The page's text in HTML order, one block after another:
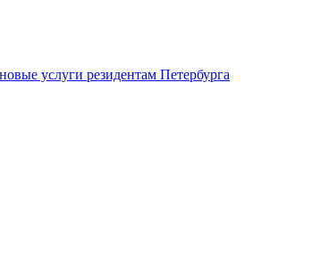
услуги резидентам Петербурга